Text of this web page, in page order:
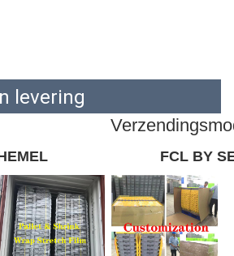
levering
FCL BY